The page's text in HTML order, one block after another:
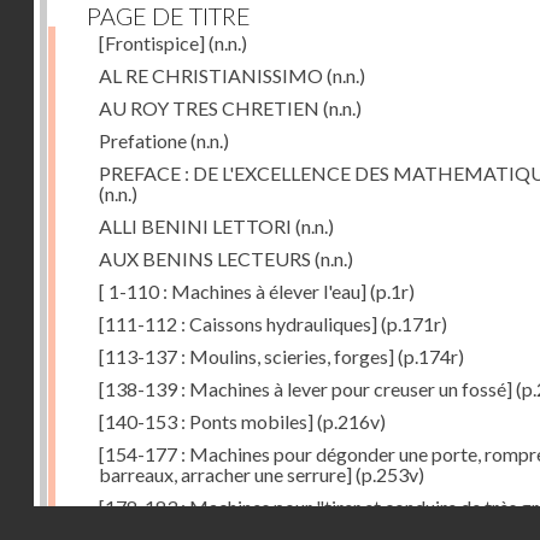
PAGE DE TITRE
[Frontispice](n.n.)
AL RE CHRISTIANISSIMO (n.n.)
AU ROY TRES CHRETIEN (n.n.)
Prefatione(n.n.)
PREFACE : DE L'EXCELLENCE DES
(n.n.)
ALLI BENINI LETTORI (n.n.)
AUX BENINS LECTEURS (n.n.)
[ 1-110 : Machines à élever l'eau](p.1r)
[111-112 : Caissons hydrauliques](p.171r)
[113-137 : Moulins, scieries, forges](p.174r)
[138-139 : Machines à lever pour creuser un fossé]
[140-153 : Ponts mobiles](p.216v)
[154-177 : Machines pour dégonder une porte,
barreaux, arracher une serrure](p.253v)
[178-183 : Machines pour "tirer et conduire de très